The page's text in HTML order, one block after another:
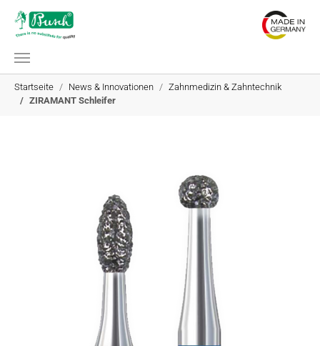
Zum Hauptinhalt springen
Sie sind hier:
Startseite
News & Innovationen
Zahnmedizin & Zahntechnik
ZIRAMANT Schleifer